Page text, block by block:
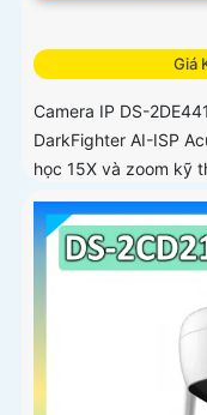
Giá
Camera IP DS-
DarkFighter AI-ISP
học 15X và zoom kỹ
chi tiết ở khoảng
phương tiện hỗ trợ